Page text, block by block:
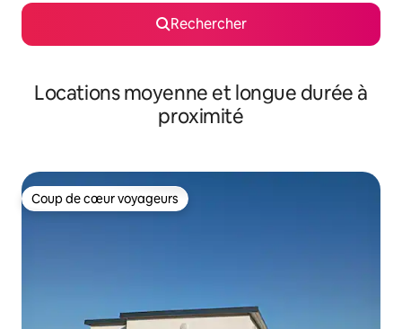
Rechercher
Locations moyenne et longue durée à
proximité
Coup de cœur voyageurs
Coup de cœur voyageurs